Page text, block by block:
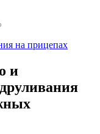
на прицепах
и